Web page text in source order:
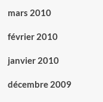
mars 2010
février 2010
janvier 2010
décembre 2009